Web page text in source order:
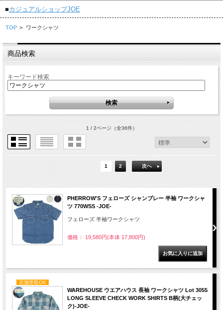
■カジュアルショップJOE
TOP > ワークシャツ
商品検索
キーワード検索
1 / 2ページ（全36件）
1 2 次へ
PHERROW'S フェローズ シャンブレー 半袖 ワークシャ
ツ 770WSS -JOE-
フェローズ 半袖ワークシャツ
価格： 19,580円(本体 17,800円)
店舗受取OK
WAREHOUSE ウエアハウス 長袖 ワークシャツ Lot 3055
LONG SLEEVE CHECK WORK SHIRTS B柄(大チェッ
ク)-JOE-